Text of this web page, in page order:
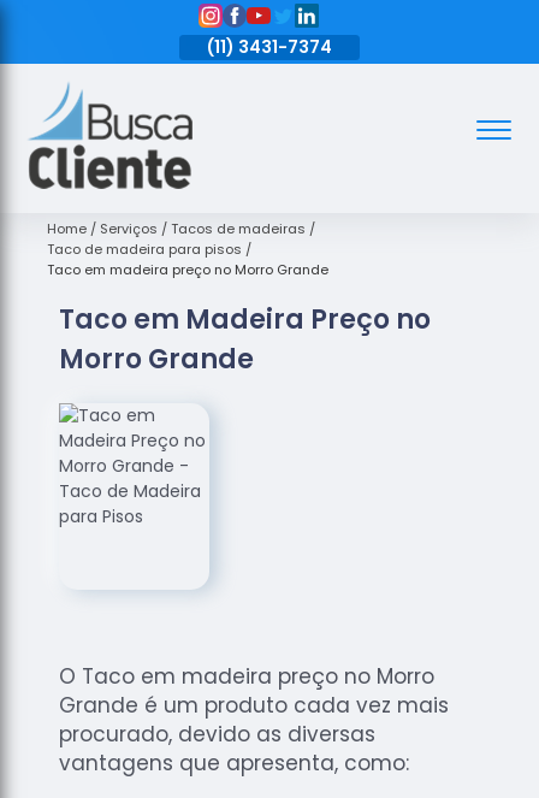
(11) 3431-7374
Assoalhos
de Madeira
Decks de
Empresas
de
de Madeira
Loja de
Assoalhos
Raspagem
Raspagem
de Tacos
de
Madeiras
Home Serviços
Tacos de madeiras
Taco de madeira para pisos
Taco em madeira preço no Morro Grande
Taco em Madeira Preço no
Morro Grande
O Taco em madeira preço no Morro
Grande é um produto cada vez mais
procurado, devido as diversas
vantagens que apresenta, como: